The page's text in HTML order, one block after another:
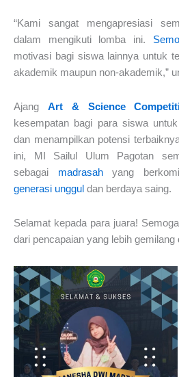
“Kami sangat mengapresiasi
dalam mengikuti lomba ini.
motivasi bagi siswa lainnya untuk
akademik maupun non-akademik,”
Ajang Art & Science
kesempatan bagi para siswa
dan menampilkan potensi
ini, MI Sailul Ulum Pagotan
sebagai madrasahyang
generasi unggul dan berdaya saing.
Selamat kepada para juara!
dari pencapaian yang lebih gemilang